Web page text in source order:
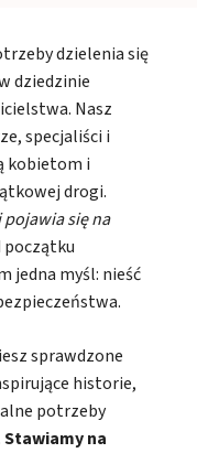
dzielenia się
dziedzinie
Nasz
specjaliści i
kobietom i
drogi.
się na
początku
jedna myśl: nieść
sprawdzone
historie,
potrzeby
Stawiamy na